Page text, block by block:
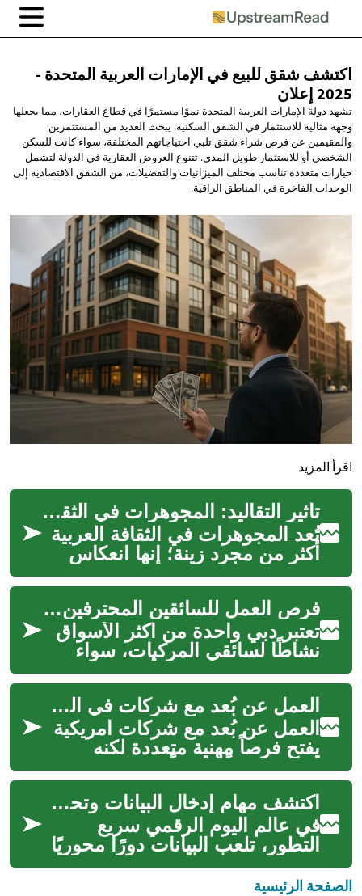
اكتشف شقق للبيع في الإمارات العربية المتحدة -
2025 إعلان
تشهد دولة الإمارات العربية المتحدة نموًا مستمرًا في قطاع العقارات، مما يجعلها
وجهة مثالية للاستثمار في الشقق السكنية. يبحث العديد من المستثمرين
والمقيمين عن فرص شراء شقق تلبي احتياجاتهم المختلفة، سواء كانت للسكن
الشخصي أو للاستثمار طويل المدى. تتنوع العروض العقارية في الدولة لتشمل
خيارات متعددة تناسب مختلف الميزانيات والتفضيلات، من الشقق الاقتصادية إلى
الوحدات الفاخرة في المناطق الراقية.
اقرأ المزيد
تأثير التقاليد: المجوهرات في الثقافة العربية
تُعد المجوهرات في الثقافة العربية
أكثر من مجرد زينة؛ إنها انعكاس
عميق للتاريخ الغني والتقاليد
العريقة التي تتوارثها ا...
فرص العمل للسائقين المحترفين في دبي: دليل موجز
تعتبر دبي واحدة من أكثر الأسواق
نشاطًا لسائقي المركبات، سواء
للعمل في سيارات الأجرة التقليدية
أو عبر تطبيقات النقل أو...
العمل عن بُعد مع شركات في الولايات المتحدة: اعتبارات عملية وضريبية
العمل عن بُعد مع شركات أمريكية
يفتح فرصاً مهنية متعددة لكنه
يتطلب فهماً واضحاً للجوانب
القانونية والضريبية والإدارية....
اكتشف مهام إدخال البيانات وتحسين الخوارزميات
في عالم اليوم الرقمي سريع
التطور، تلعب البيانات دورًا محوريًا
في تشكيل مستقبل الذكاء
الاصطناعي والتعلم الآلي. غالبًا ...
الصفحة الرئيسية